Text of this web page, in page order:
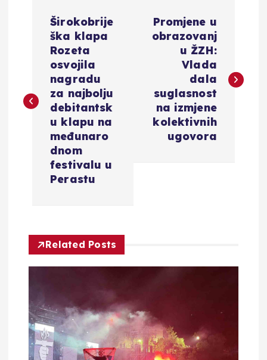
i
a
o
b
Širokobrije
ška klapa
Rozeta
osvojila
nagradu
za najbolju
debitantsk
u klapu na
međunaro
dnom
festivalu u
Perastu
Promjene u
obrazovanj
u ŽZH:
Vlada
dala
suglasnost
na izmjene
kolektivnih
ugovora
Related Posts